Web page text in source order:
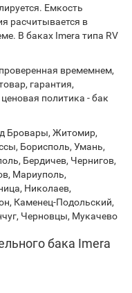
Емкость
расчитывается в
В баках Imera типа RV
времемнем,
гарантия,
политика - бак
Бровары, Житомир,
Борисполь, Умань,
Бердичев, Чернигов,
Мариуполь,
Николаев,
Каменец-Подольский,
Черновцы, Мукачево
бака Imera